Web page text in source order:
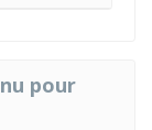
pour